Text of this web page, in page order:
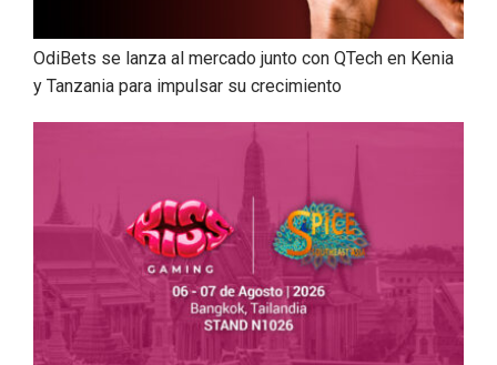
OdiBets se lanza al mercado junto con QTech en Kenia
y Tanzania para impulsar su crecimiento